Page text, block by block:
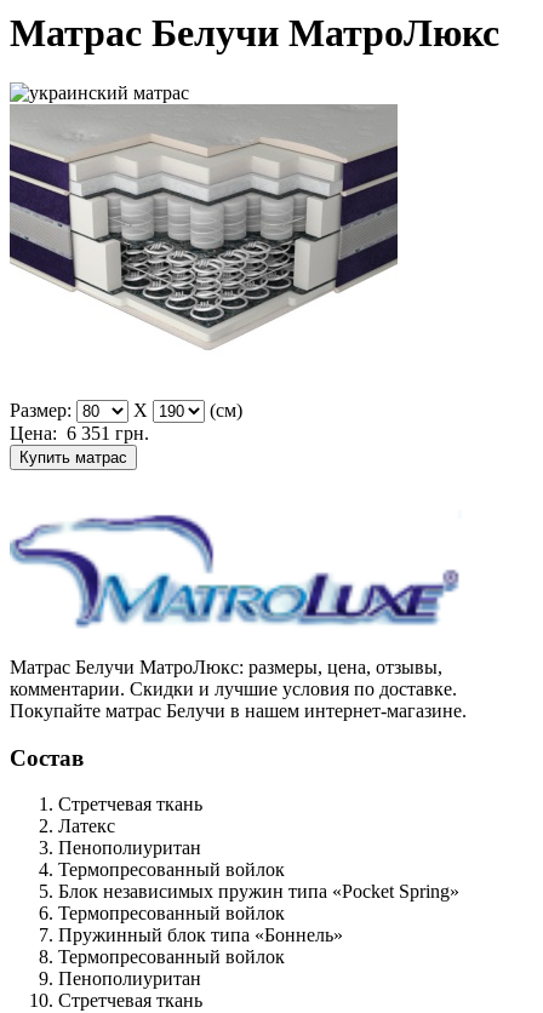
Матрас Белучи МатроЛюкс
Размер: X
(см)
Цена: 6 351 грн.
Купить матрас
Матрас Белучи МатроЛюкс: размеры, цена, отзывы,
комментарии. Скидки и лучшие условия по доставке.
Покупайте матрас Белучи в нашем интернет-магазине.
Состав
Стретчевая ткань
Латекс
Пенополиуритан
Термопресованный войлок
Блок независимых пружин типа «Pocket Spring»
Термопресованный войлок
Пружинный блок типа «Боннель»
Термопресованный войлок
Пенополиуритан
Стретчевая ткань